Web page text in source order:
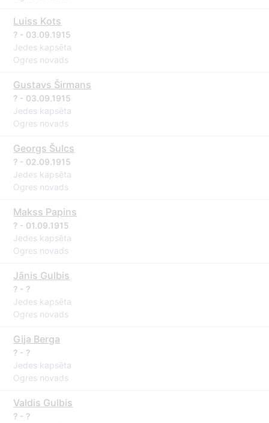
Luiss Kots
? - 03.09.1915
Jedes kapsēta
Ogres novads
Gustavs Širmans
? - 03.09.1915
Jedes kapsēta
Ogres novads
Georgs Šulcs
? - 02.09.1915
Jedes kapsēta
Ogres novads
Makss Papins
? - 01.09.1915
Jedes kapsēta
Ogres novads
Jānis Gulbis
? - ?
Jedes kapsēta
Ogres novads
Gija Berga
? - ?
Jedes kapsēta
Ogres novads
Valdis Gulbis
? - ?